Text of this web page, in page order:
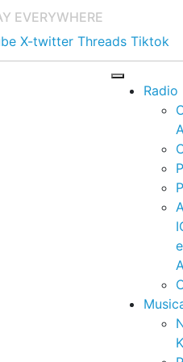
EVERYWHERE
X-twitter Threads Tiktok
Radio
e